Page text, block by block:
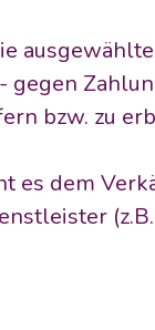
bzw. zu
es dem